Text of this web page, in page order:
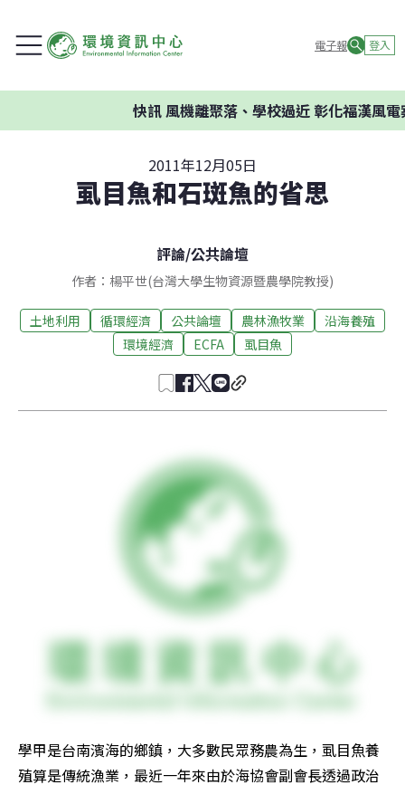
電子報 登入
快訊風機離聚落、學校過近 彰化福漢風電
2011年12月05日
虱目魚和石斑魚的省思
評論/公共論壇
作者：楊平世(台灣大學生物資源暨農學院教授)
土地利用 循環經濟 公共論壇 農林漁牧業
沿海養殖
環境經濟
ECFA 虱目魚
學甲是台南濱海的鄉鎮，大多數民眾務農為生，虱目魚養
殖算是傳統漁業，最近一年來由於海協會副會長透過政治